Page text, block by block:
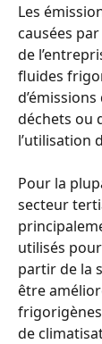
Les
causées
de
fluides
déchets ou
l’utilisation
Pour la
secteur
utilisés
partir de la
être
de